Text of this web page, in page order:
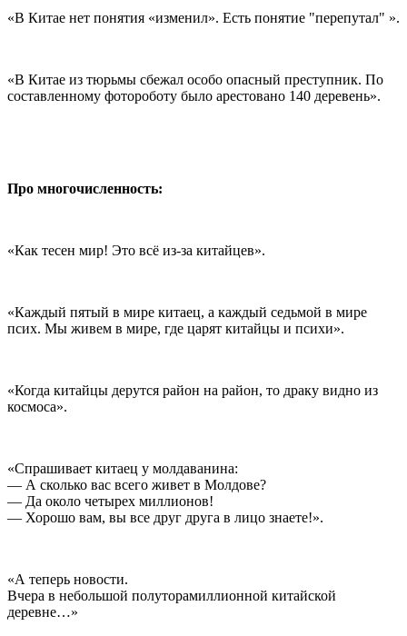
«В Китае нет понятия «изменил». Есть понятие "перепутал" ».
«В Китае из тюрьмы сбежал особо опасный преступник. По
составленному фотороботу было арестовано 140 деревень».
Про многочисленность:
«Как тесен мир! Это всё из-за китайцев».
«Каждый пятый в мире китаец, а каждый седьмой в мире
псих. Мы живем в мире, где царят китайцы и психи».
«Когда китайцы дерутся район на район, то драку видно из
космоса».
«Спрашивает китаец у молдаванина:
— А сколько вас всего живет в Молдове?
— Да около четырех миллионов!
— Хорошо вам, вы все друг друга в лицо знаете!».
«А теперь новости.
Вчера в небольшой полуторамиллионной китайской
деревне…»